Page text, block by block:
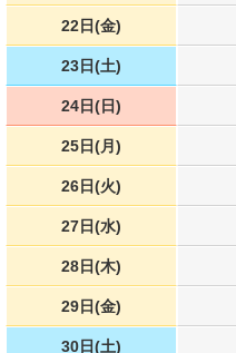
22日(金)
23日(土)
24日(日)
25日(月)
26日(火)
27日(水)
28日(木)
29日(金)
30日(土)